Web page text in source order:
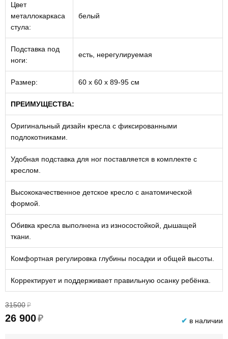
Цвет
металлокаркаса
стула:
белый
Подставка под
ноги:
есть, нерегулируемая
Размер: 60 х 60 х 89-95 см
ПРЕИМУЩЕСТВА:
Оригинальный дизайн кресла с фиксированными
подлокотниками.
Удобная подставка для ног поставляется в комплекте с
креслом.
Высококачественное детское кресло с анатомической
формой.
Обивка кресла выполнена из износостойкой, дышащей
ткани.
Комфортная регулировка глубины посадки и общей высоты.
Корректирует и поддерживает правильную осанку ребёнка.
31500 ₽
26 900₽ ✔ в наличии